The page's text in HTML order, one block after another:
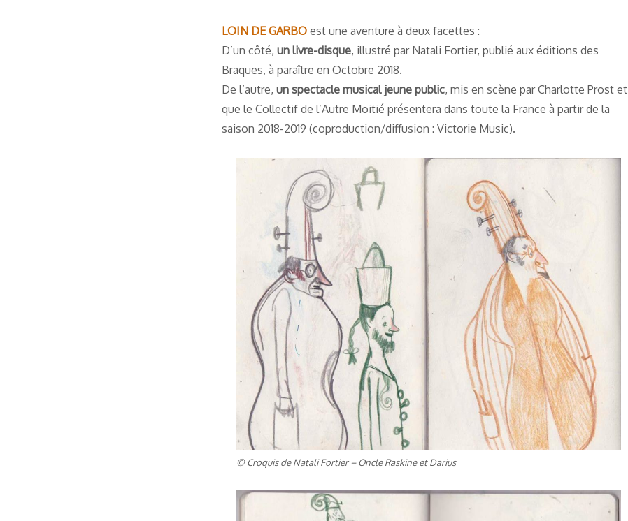
LOIN DE GARBOest une aventure à deux facettes :
D’un côté, un livre-disque, illustré par Natali Fortier, publié aux éditions des
Braques, à paraître en Octobre 2018.
De l’autre, un spectacle musical jeune public, mis en scène par Charlotte Prost et
que le Collectif de l’Autre Moitié présentera dans toute la France à partir de la
saison 2018-2019 (coproduction/diffusion : Victorie Music).
© Croquis de Natali Fortier – Oncle Raskine et Darius